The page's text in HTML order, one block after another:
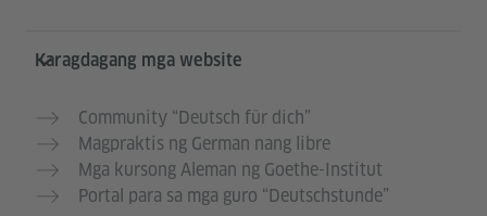
Karagdagang mga website
Community “Deutsch für dich”
Magpraktis ng German nang libre
Mga kursong Aleman ng Goethe-Institut
Portal para sa mga guro “Deutschstunde”